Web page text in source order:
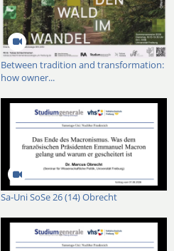
Between tradition and transformation:
how owner...
Sa-Uni SoSe 26 (14) Obrecht